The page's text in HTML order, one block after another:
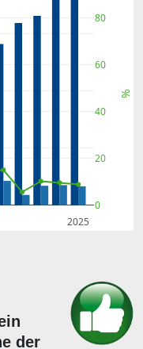
2025
0
20
40
60
80
%
der